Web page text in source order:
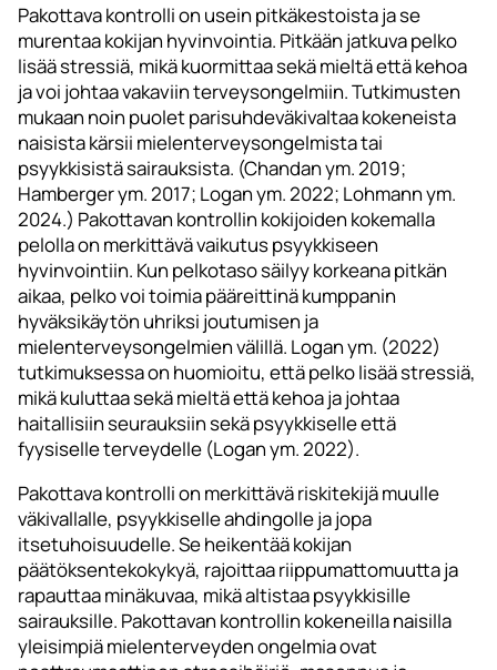
Pakottava kontrolli on usein pitkäkestoista ja se
murentaa kokijan hyvinvointia. Pitkään jatkuva pelko
lisää stressiä, mikä kuormittaa sekä mieltä että kehoa
ja voi johtaa vakaviin terveysongelmiin. Tutkimusten
mukaan noin puolet parisuhdeväkivaltaa kokeneista
naisista kärsii mielenterveysongelmista tai
psyykkisistä sairauksista. (Chandan ym. 2019;
Hamberger ym. 2017; Logan ym. 2022; Lohmann ym.
2024.) Pakottavan kontrollin kokijoiden kokemalla
pelolla on merkittävä vaikutus psyykkiseen
hyvinvointiin. Kun pelkotaso säilyy korkeana pitkän
aikaa, pelko voi toimia pääreittinä kumppanin
hyväksikäytön uhriksi joutumisen ja
mielenterveysongelmien välillä. Logan ym. (2022)
tutkimuksessa on huomioitu, että pelko lisää stressiä,
mikä kuluttaa sekä mieltä että kehoa ja johtaa
haitallisiin seurauksiin sekä psyykkiselle että
fyysiselle terveydelle (Logan ym. 2022).
Pakottava kontrolli on merkittävä riskitekijä muulle
väkivallalle, psyykkiselle ahdingolle ja jopa
itsetuhoisuudelle. Se heikentää kokijan
päätöksentekokykyä, rajoittaa riippumattomuutta ja
rapauttaa minäkuvaa, mikä altistaa psyykkisille
sairauksille. Pakottavan kontrollin kokeneilla naisilla
yleisimpiä mielenterveyden ongelmia ovat